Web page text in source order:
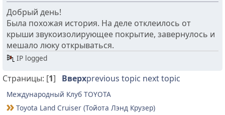
Добрый день!
Была похожая история. На деле отклеилось от
крыши звукоизолирующее покрытие, завернулось и
мешало люку открываться.
IP logged
Страницы: [1] Вверхprevious topic next topic
Международный Клуб TOYOTA
Toyota Land Cruiser (Тойота Лэнд Крузер)